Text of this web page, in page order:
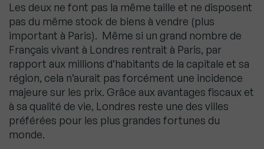
Les deux ne font pas la même taille et ne disposent
pas du même stock de biens à vendre (plus
important à Paris). Même si un grand nombre de
Français vivant à Londres rentrait à Paris, par
rapport aux millions d’habitants de la capitale et sa
région, cela n’aurait pas forcément une incidence
majeure sur les prix. Grâce aux avantages fiscaux et
à sa qualité de vie, Londres reste une des villes
préférées pour les plus grandes fortunes du
monde.